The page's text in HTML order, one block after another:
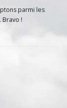
parmi les
Bravo !